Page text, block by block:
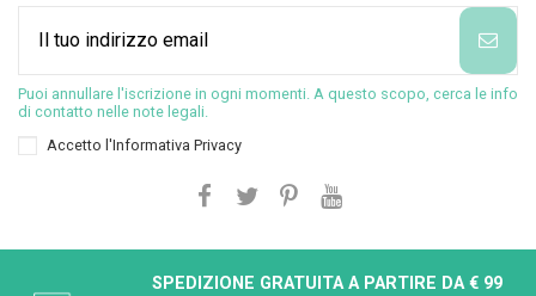
Puoi annullare l'iscrizione in ogni momenti. A questo scopo, cerca le info
di contatto nelle note legali.
Accetto l'Informativa Privacy
SPEDIZIONE GRATUITA A PARTIRE DA € 99